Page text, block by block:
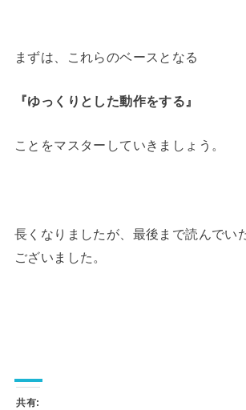
まずは、これらのベースとなる
『ゆっくりとした動作をする』
ことをマスターしていきましょう。
長くなりましたが、最後まで読んでい
ございました。
共有: